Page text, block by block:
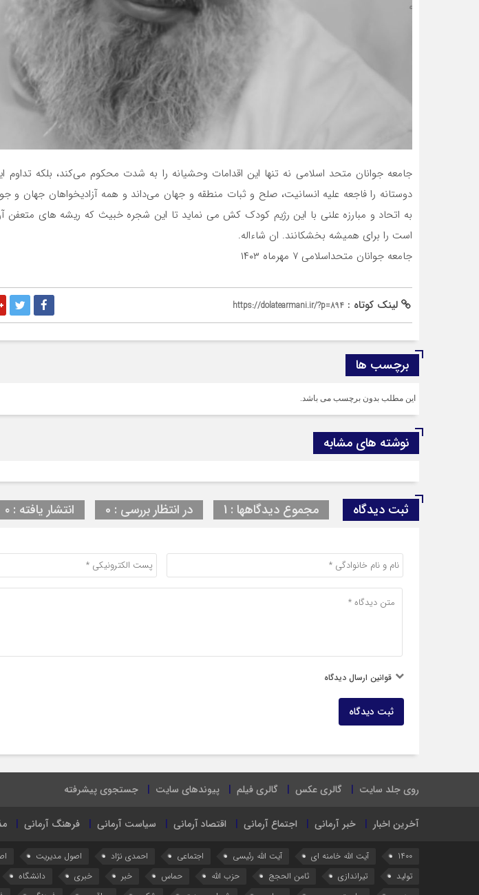
جامعه جوانان متحد اسلامی نه تنها این اقدامات وحشیانه را به شدت محکوم می‌کند، بلکه تداوم
دوستانه را فاجعه علیه انسانیت، صلح و ثبات منطقه و جهان می‌داند و همه آزادیخواهان جهان و
به اتحاد و مبارزه علنی با این رژیم کودک کش می نماید تا این شجره خبیث که ریشه های متعفن
است را برای همیشه بخشکانند. ان شاءاله.
جامعه جوانان متحداسلامی ۷ مهرماه ۱۴۰۳
لینک کوتاه : https://dolatearmani.ir/?p=894
برچسب ها
این مطلب بدون برچسب می باشد.
نوشته های مشابه
ثبت دیدگاه مجموع دیدگاهها : 1 در انتظار بررسی : 0 انتشار یافته : ۰
قوانین ارسال دیدگاه
ثبت دیدگاه
روی جلد سایت گالری عکس گالری فیلم پیوندهای سایت جستجوی پیشرفته
آخرین اخبار خبر آرمانی اجتماع آرمانی اقتصاد آرمانی سیاست آرمانی فرهنگ آرمانی
1400 آیت الله خامنه ای آیت الله رئیسی اجتماعی احمدی نژاد اصول مدیریت
تولید
تیراندازی ثامن الحجج حزب الله حماس خبر خبری دانشگاه